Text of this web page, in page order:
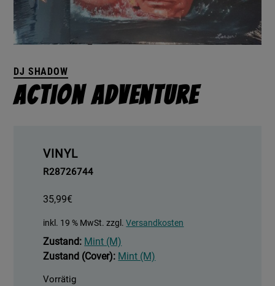
DJ SHADOW
Action Adventure
VINYL
R28726744
35,99€
inkl. 19 % MwSt. zzgl.Versandkosten
Zustand: Mint (M)
Zustand (Cover): Mint (M)
Vorrätig